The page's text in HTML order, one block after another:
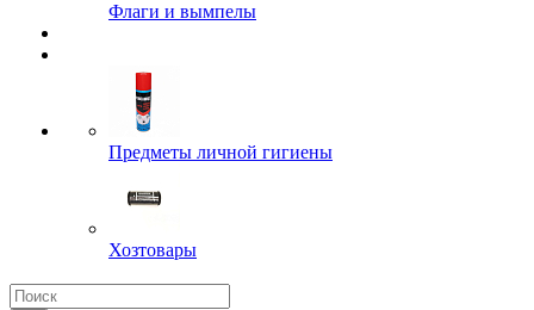
Флаги и вымпелы
Предметы личной гигиены
Хозтовары